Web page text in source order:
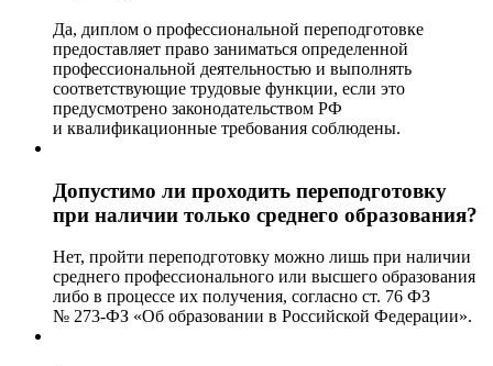
Да, диплом о профессиональной переподготовке
предоставляет право заниматься определенной
профессиональной деятельностью и выполнять
соответствующие трудовые функции, если это
предусмотрено законодательством РФ
и квалификационные требования соблюдены.
Допустимо ли проходить переподготовку
при наличии только среднего образования?
Нет, пройти переподготовку можно лишь при наличии
среднего профессионального или высшего образования
либо в процессе их получения, согласно ст. 76 ФЗ
№ 273-ФЗ «Об образовании в Российской Федерации».